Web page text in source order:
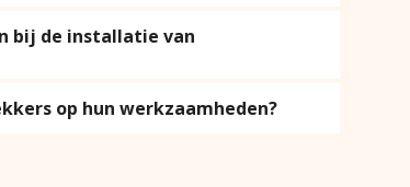
bij de installatie van
op hun werkzaamheden?